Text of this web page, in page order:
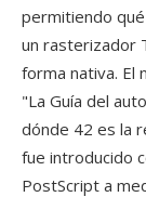
permitiendo
un rasterizador
forma nativa. El
"La Guía del
dónde 42 es la
fue introducido
PostScript a